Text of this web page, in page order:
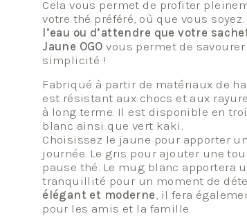
Cela vous permet de profiter
votre thé préféré, où que vous soyez.
l’eau ou d’attendre que votre
Jaune OGO vous permet de
simplicité !
Fabriqué à partir de matériaux de
est résistant aux chocs et aux
à long terme. Il est disponible en
blanc ainsi que vert kaki.
Choisissez le jaune pour apporter
journée. Le gris pour ajouter une
pause thé. Le mug blanc apportera
tranquillité pour un moment de
élégant et moderne, il fera
pour les amis et la famille.